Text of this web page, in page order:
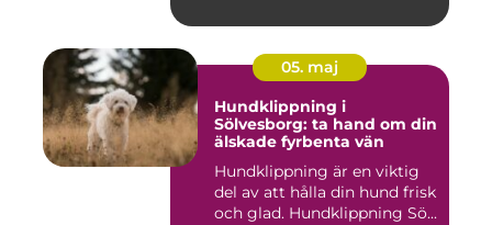
05. maj
Hundklippning i
Sölvesborg: ta hand om din
älskade fyrbenta vän
Hundklippning är en viktig
del av att hålla din hund frisk
och glad. Hundklippning Sö...